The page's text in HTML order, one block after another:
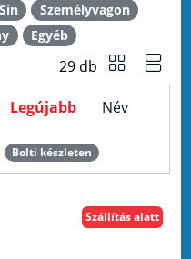
Sín
Személyvagon
Egyéb
29 db
Legújabb Név
Bolti készleten
Szállítás alatt